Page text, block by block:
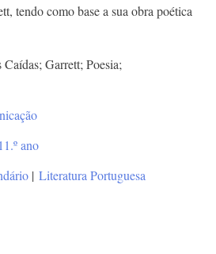
tendo como base a sua obra poética
Caídas; Garrett; Poesia;
11.º ano
| Literatura Portuguesa